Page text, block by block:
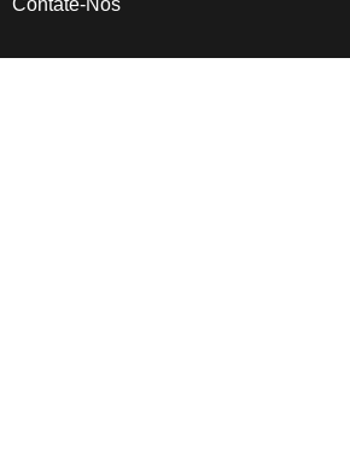
Contate-Nos